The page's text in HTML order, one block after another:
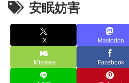
安眠妨害
X Mastodon
Misskey Facebook